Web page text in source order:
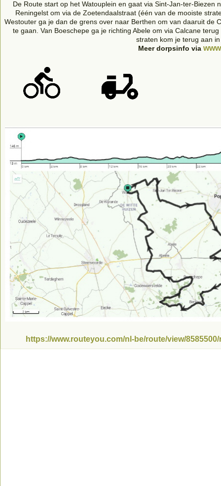
De Route start op het Watouplein en gaat via Sint-Jan-ter-Biezen
Reningelst om via de Zoetendaalstraat (één van de mooiste
Westouter ga je dan de grens over naar Berthen om van daaruit de
te gaan. Van Boeschepe ga je richting Abele om via Calcane
straten kom je terug aan
Meer dorpsinfo via
https://www.routeyou.com/nl-be/route/view/